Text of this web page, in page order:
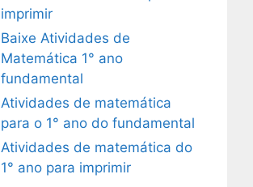
imprimir
Baixe Atividades de
Matemática 1° ano
fundamental
Atividades de matemática
para o 1° ano do fundamental
Atividades de matemática do
1° ano para imprimir